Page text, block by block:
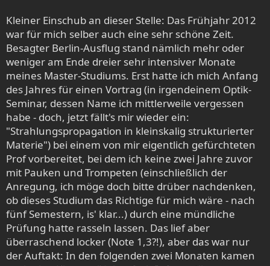
Kleiner Einschub an dieser Stelle: Das Frühjahr 2012
war für mich selber auch eine sehr schöne Zeit.
Besagter Berlin-Ausflug stand nämlich mehr oder
weniger am Ende dreier sehr intensiver Monate
meines Master-Studiums. Erst hatte ich mich Anfang
des Jahres für einen Vortrag (in irgendeinem Optik-
Seminar, dessen Name ich mittlerweile vergessen
habe - doch, jetzt fällt's mir wieder ein:
"Strahlungspropagation in kleinskalig strukturierter
Materie") bei einem von mir eigentlich gefürchteten
Prof vorbereitet, bei dem ich keine zwei Jahre zuvor
mit Pauken und Trompeten (einschließlich der
Anregung, ich möge doch bitte drüber nachdenken,
ob dieses Studium das Richtige für mich wäre - nach
fünf Semestern, is' klar...) durch eine mündliche
Prüfung hatte rasseln lassen. Das lief aber
überraschend locker (Note 1,3?!), aber das war nur
der Auftakt: In den folgenden zwei Monaten kamen